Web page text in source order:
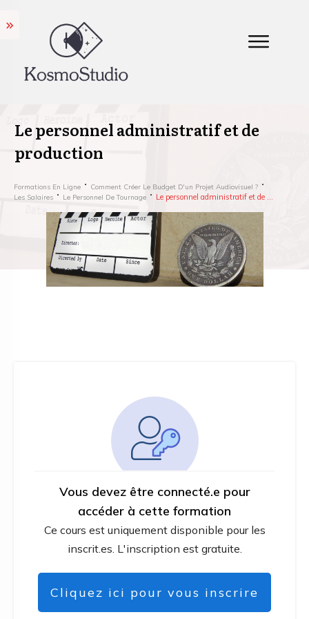
Le personnel administratif et de
production
Formations En Ligne
Comment Créer Le Budget D'un Projet Audiovisuel ?
Les Salaires
Le Personnel De Tournage
Vous devez être connecté.e pour
accéder à cette formation
Ce cours est uniquement disponible pour les
inscrit.es. L'inscription est gratuite.
Cliquez ici pour vous inscrire